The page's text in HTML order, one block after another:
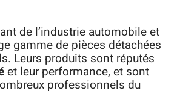
de l’industrie automobile et
gamme de pièces détachées
Leurs produits sont réputés
et leur performance, et sont
professionnels du